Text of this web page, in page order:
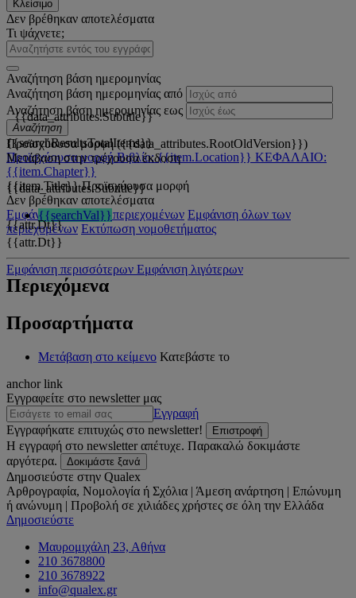
Κλείσιμο
Δεν βρέθηκαν αποτελέσματα
Τι ψάχνετε;
Αναζήτηση βάση ημερομηνίας
Αναζήτηση βάση ημερομηνίας από
Αναζήτηση βάση ημερομηνίας εως
Αναζήτηση
{{searchResultsTotalItems}}
Προϊσχύουσα μορφή Βιβλίο: {{item.Location}} ΚΕΦΑΛΑΙΟ:
{{item.Chapter}}
{{item.Title}} Προϊσχύουσα μορφή
Δεν βρέθηκαν αποτελέσματα
Εμφάνιση όλων των περιεχομένων Εμφάνιση όλων των
περιεχομένων Εκτύπωση νομοθετήματος
{{data_attributes.Subtitle}}
Προϊσχύουσα μορφή ({{data_attributes.RootOldVersion}})
Μετάβαση στην τρέχουσα έκδοση
{{data_attributes.Subtitle}}
{{searchVal}}
{{attr.Dt}}
Εμφάνιση περισσότερων Εμφάνιση λιγότερων
{{attr.Dt}}
Περιεχόμενα
Προσαρτήματα
Μετάβαση στο κείμενο Κατεβάστε το
anchor link
Εγγραφείτε στο newsletter μας
Εγγραφή
Εγγραφήκατε επιτυχώς στο newsletter!
Επιστροφή
Η εγγραφή στο newsletter απέτυχε. Παρακαλώ δοκιμάστε
αργότερα.
Δοκιμάστε ξανά
Δημοσιεύστε στην Qualex
Αρθρογραφία, Νομολογία ή Σχόλια | Άμεση ανάρτηση | Επώνυμη
ή ανώνυμη | Προβολή σε χιλιάδες χρήστες σε όλη την Ελλάδα
Δημοσιεύστε
Μαυρομιχάλη 23, Αθήνα
210 3678800
210 3678922
info@qualex.gr